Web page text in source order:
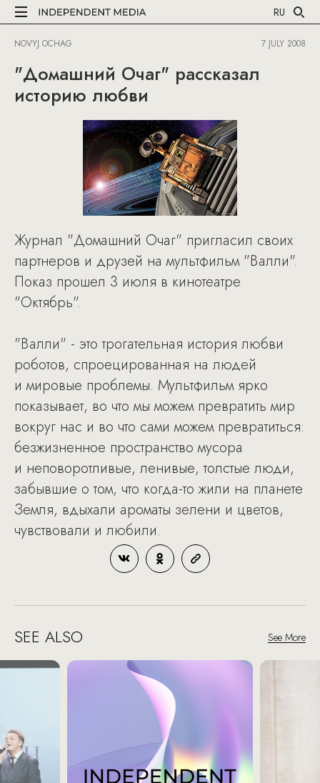
RU
NOVYJ OCHAG 7 JULY 2008
"Домашний Очаг" рассказал
историю любви
Журнал "Домашний Очаг" пригласил своих
партнеров и друзей на мультфильм "Валли".
Показ прошел 3 июля в кинотеатре
"Октябрь".
"Валли" - это трогательная история любви
роботов, спроецированная на людей
и мировые проблемы. Мультфильм ярко
показывает, во что мы можем превратить мир
вокруг нас и во что сами можем превратиться:
безжизненное пространство мусора
и неповоротливые, ленивые, толстые люди,
забывшие о том, что когда-то жили на планете
Земля, вдыхали ароматы зелени и цветов,
чувствовали и любили.
SEE ALSO See More